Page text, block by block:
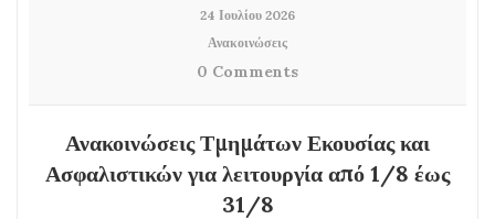
24 Ιουλίου 2026
Ανακοινώσεις
0 Comments
Ανακοινώσεις Τμημάτων Εκουσίας και
Ασφαλιστικών για λειτουργία από 1/8 έως
31/8